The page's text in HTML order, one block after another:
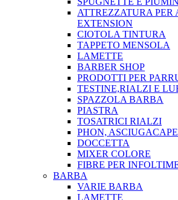
ATTREZZATURA PER
EXTENSION
CIOTOLA TINTURA
TAPPETO MENSOLA
LAMETTE
BARBER SHOP
PRODOTTI PER
TESTINE,RIALZI E
SPAZZOLA BARBA
PIASTRA
TOSATRICI RIALZI
PHON,
DOCCETTA
MIXER COLORE
FIBRE PER
BARBA
VARIE BARBA
LAMETTE